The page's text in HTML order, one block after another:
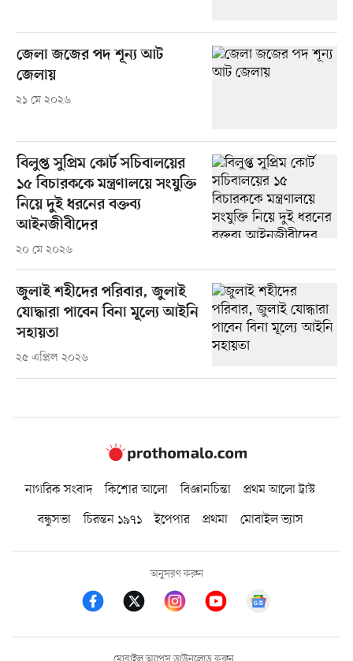
জেলা জজের পদ শূন্য আট
জেলায়
২১ মে ২০২৬
বিলুপ্ত সুপ্রিম কোর্ট সচিবালয়ের
১৫ বিচারককে মন্ত্রণালয়ে সংযুক্তি
নিয়ে দুই ধরনের বক্তব্য
আইনজীবীদের
২০ মে ২০২৬
জুলাই শহীদের পরিবার, জুলাই
যোদ্ধারা পাবেন বিনা মূল্যে আইনি
সহায়তা
২৫ এপ্রিল ২০২৬
নাগরিক সংবাদ কিশোর আলো বিজ্ঞানচিন্তা
প্রথম আলো ট্রাস্ট
বন্ধুসভা
চিরন্তন ১৯৭১ ইপেপার প্রথমা মোবাইল ভ্যাস
অনুসরণ করুন